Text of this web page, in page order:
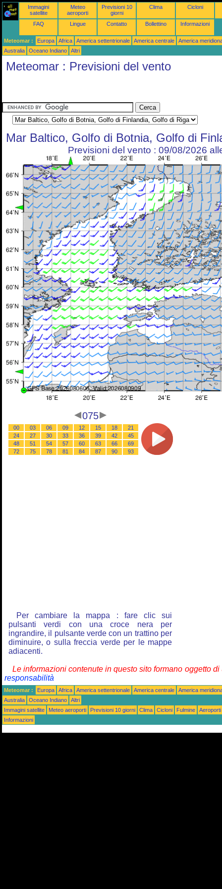
Immagini
satellite
Meteo
aeroporti
Previsioni 10
giorni
Clima Cicloni
FAQ Lingue Contatto Bollettino Informazioni
Meteomar : Europa Africa America settentrionale America centrale
America
Australia
Oceano Indiano Altri
Meteomar : Previsioni del vento
Mar Baltico, Golfo di Botnia, Golfo di
Previsioni del vento : 09/08/2026
075
00 03 06 09 12 15 18
21
24
27 30 33 36 39 42
45
48
51 54 57 60 63 66
69
72
75 78 81 84 87 90 93
Per cambiare la mappa : fare clic sui
pulsanti verdi con una croce nera per
ingrandire, il pulsante verde con un trattino per
diminuire, o sulla freccia verde per le mappe
adiacenti.
Le informazioni contenute in questo sito formano oggetto
responsabilità
Meteomar : Europa Africa America settentrionale America centrale
America
Australia
Oceano Indiano
Altri
Immagini satellite
Meteo aeroporti Previsioni 10 giorni Clima Cicloni Fulmine
Aeroporti
Informazioni